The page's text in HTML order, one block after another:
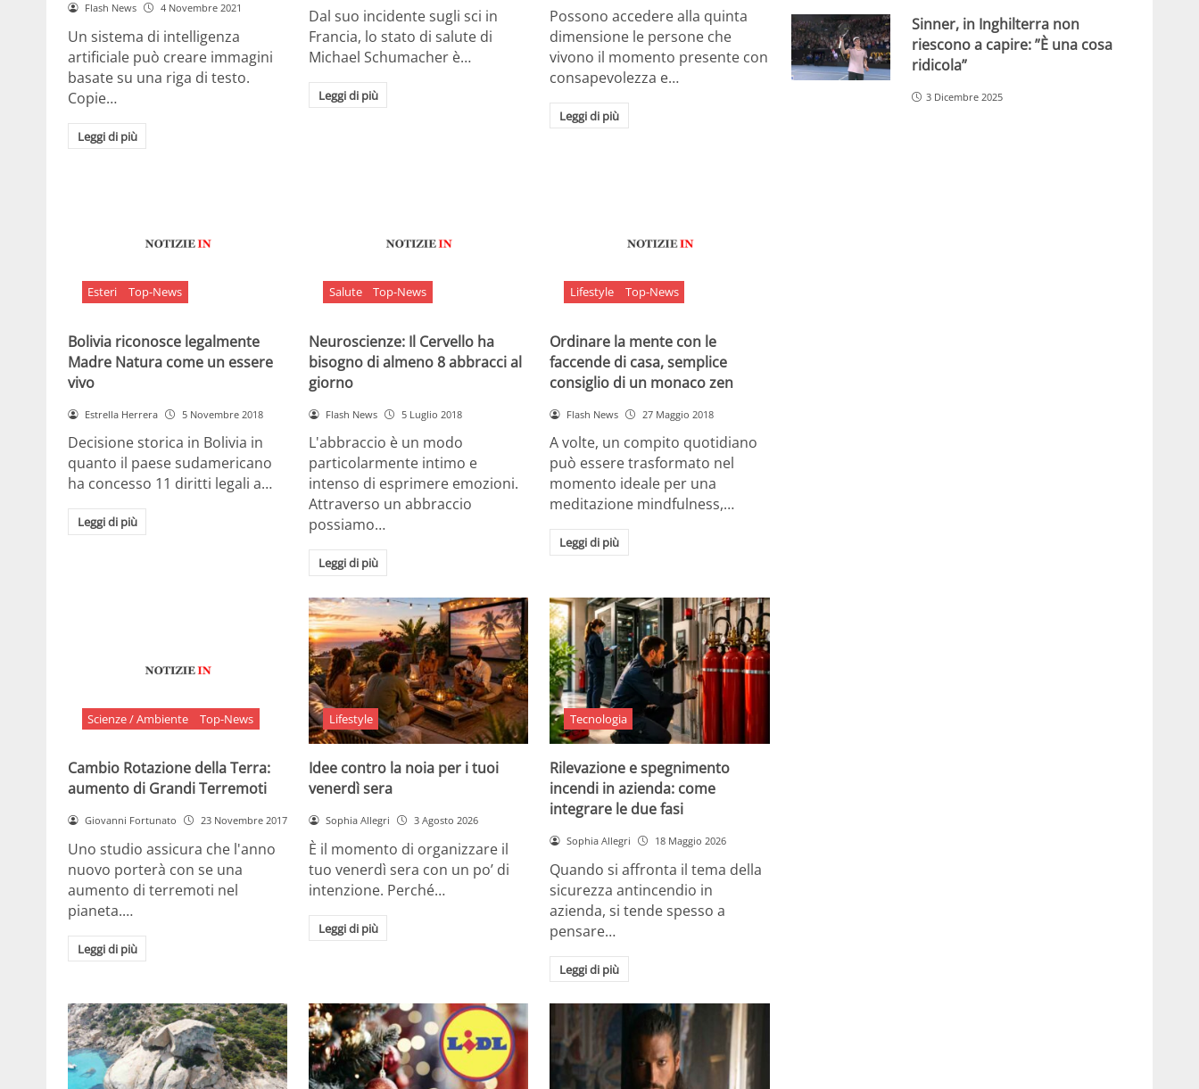
Flash News 4 Novembre 2021
Un sistema di intelligenza
artificiale può creare immagini
basate su una riga di testo.
Copie…
Leggi di più
Dal suo incidente sugli sci in
Francia, lo stato di salute di
Michael Schumacher è…
Leggi di più
Possono accedere alla quinta
dimensione le persone che
vivono il momento presente con
consapevolezza e…
Leggi di più
Esteri Top-News
Bolivia riconosce legalmente
Madre Natura come un essere
vivo
Estrella Herrera 5 Novembre 2018
Decisione storica in Bolivia in
quanto il paese sudamericano
ha concesso 11 diritti legali a…
Leggi di più
Salute Top-News
Neuroscienze: Il Cervello ha
bisogno di almeno 8 abbracci al
giorno
Flash News 5 Luglio 2018
L'abbraccio è un modo
particolarmente intimo e
intenso di esprimere emozioni.
Attraverso un abbraccio
possiamo…
Leggi di più
Lifestyle Top-News
Ordinare la mente con le
faccende di casa, semplice
consiglio di un monaco zen
Flash News 27 Maggio 2018
A volte, un compito quotidiano
può essere trasformato nel
momento ideale per una
meditazione mindfulness,…
Leggi di più
Scienze / Ambiente Top-News
Cambio Rotazione della Terra:
aumento di Grandi Terremoti
Giovanni Fortunato 23 Novembre 2017
Uno studio assicura che l'anno
nuovo porterà con se una
aumento di terremoti nel
pianeta.…
Leggi di più
Lifestyle
Idee contro la noia per i tuoi
venerdì sera
Sophia Allegri 3 Agosto 2026
È il momento di organizzare il
tuo venerdì sera con un po’ di
intenzione. Perché…
Leggi di più
Tecnologia
Rilevazione e spegnimento
incendi in azienda: come
integrare le due fasi
Sophia Allegri 18 Maggio 2026
Quando si affronta il tema della
sicurezza antincendio in
azienda, si tende spesso a
pensare…
Leggi di più
Sinner, in Inghilterra non
riescono a capire: ”È una cosa
ridicola”
3 Dicembre 2025